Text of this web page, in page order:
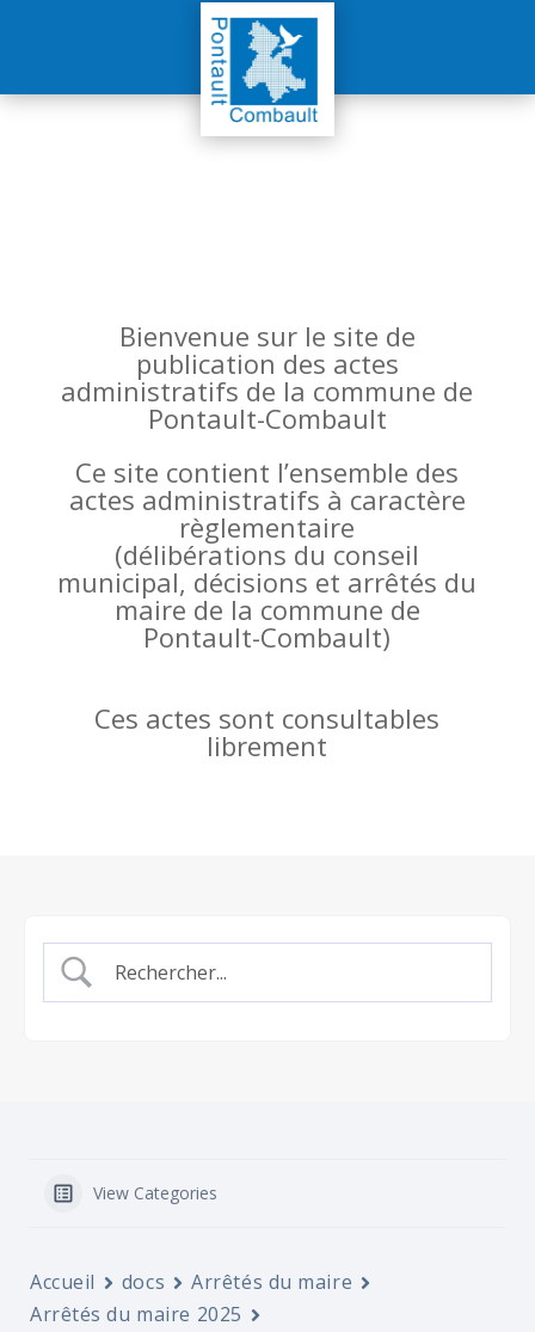
Bienvenue sur le site de
publication des actes
administratifs de la commune de
Pontault-Combault
Ce site contient l’ensemble des
actes administratifs à caractère
règlementaire
(délibérations du conseil
municipal, décisions et arrêtés du
maire de la commune de
Pontault-Combault)
Ces actes sont consultables
librement
View Categories
Accueil docs
Arrêtés du maire
Arrêtés du maire 2025